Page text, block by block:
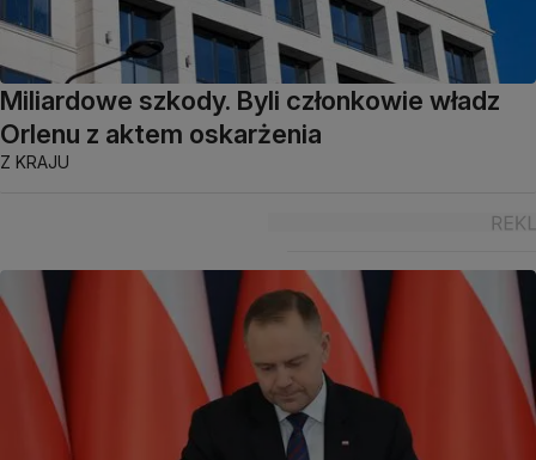
Miliardowe szkody. Byli członkowie władz
Orlenu z aktem oskarżenia
Z KRAJU